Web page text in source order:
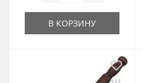
В КОРЗИНУ